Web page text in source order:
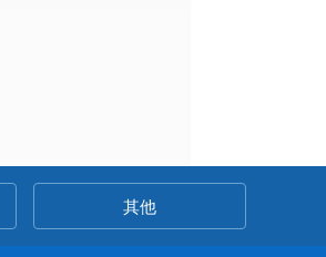
其他